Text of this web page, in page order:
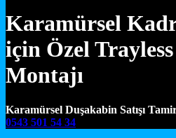
Karamürsel
için Özel
Montajı
Karamürsel Duşakabin Satışı
0543 501 54 34